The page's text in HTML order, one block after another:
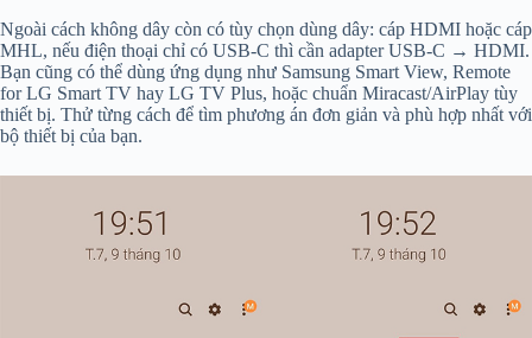
Ngoài cách không dây còn có tùy chọn dùng dây: cáp HDMI hoặc cáp
MHL, nếu điện thoại chỉ có USB-C thì cần adapter USB-C → HDMI.
Bạn cũng có thể dùng ứng dụng như Samsung Smart View, Remote
for LG Smart TV hay LG TV Plus, hoặc chuẩn Miracast/AirPlay tùy
thiết bị. Thử từng cách để tìm phương án đơn giản và phù hợp nhất với
bộ thiết bị của bạn.